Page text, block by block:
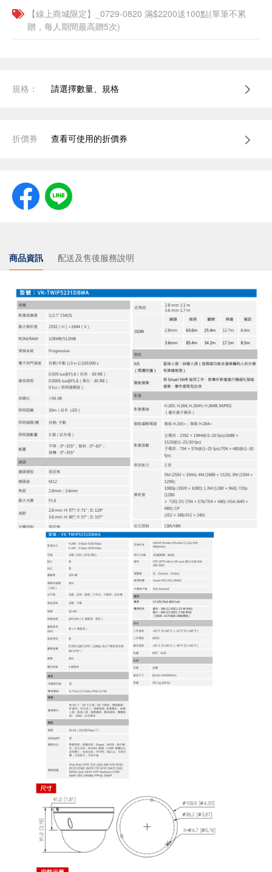
【線上商城限定】_0729-0820 滿$2200送100點(單筆不累
贈，每人期間最高贈5次)
規格： 請選擇數量、規格
折價券 查看可使用的折價券
商品資訊 配送及售後服務說明